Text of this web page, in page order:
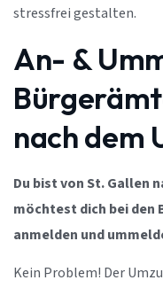
stressfrei gestalten.
An- &
nach dem
Du bist von St. Gallen
möchtest dich bei den
anmelden und
Kein Problem! Der